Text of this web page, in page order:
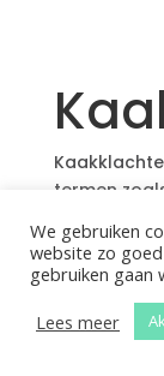
termen
(TMD).
Er zijn
Zo kun je
tandarts
We gebruiken
website zo
gebruiken gaan
Lees meer